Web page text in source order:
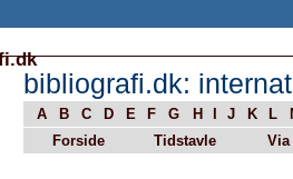
bibliografi.dk:
A B C D E F G H J K L
Forside
Tidstavle Via